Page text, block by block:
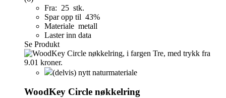
Fra: 25 stk.
Spar opp til 43%
Materiale metall
Laster inn data
Se Produkt
(delvis) nytt naturmateriale
WoodKey Circle nøkkelring